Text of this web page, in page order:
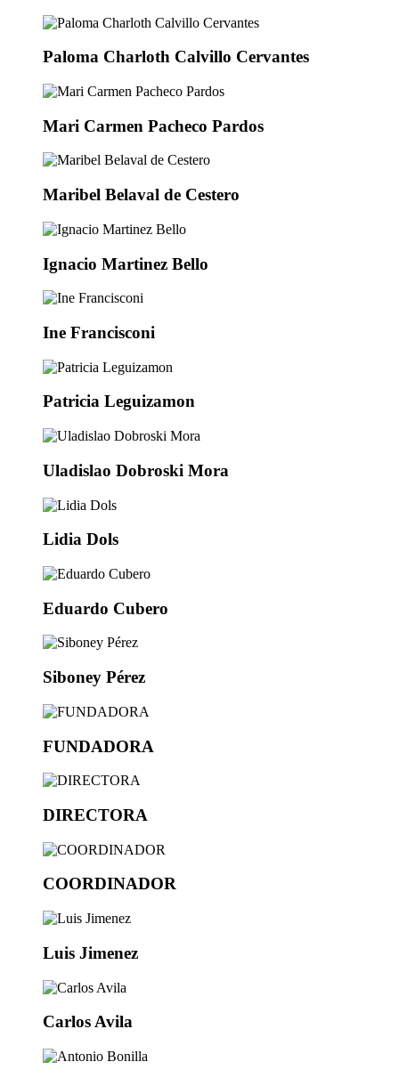
Paloma Charloth Calvillo Cervantes
Mari Carmen Pacheco Pardos
Maribel Belaval de Cestero
Ignacio Martinez Bello
Ine Francisconi
Patricia Leguizamon
Uladislao Dobroski Mora
Lidia Dols
Eduardo Cubero
Siboney Pérez
FUNDADORA
DIRECTORA
COORDINADOR
Luis Jimenez
Carlos Avila